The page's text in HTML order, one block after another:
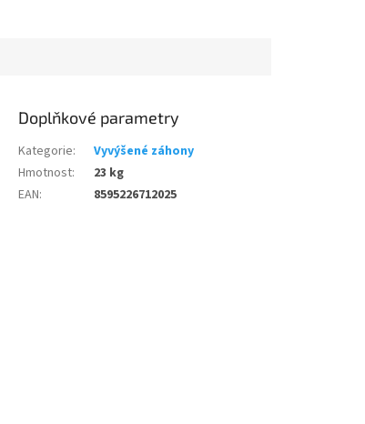
Doplňkové parametry
Kategorie:
Vyvýšené záhony
Hmotnost:
23 kg
EAN: 8595226712025